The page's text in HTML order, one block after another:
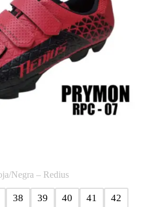
Negra – Redius
38 39 40 41
42